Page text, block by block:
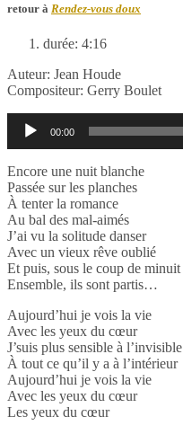
retour à Rendez-vous doux
durée: 4:16
Auteur: Jean Houde
Compositeur: Gerry Boulet
Lecteur
audio
00:00
Encore une nuit blanche
Passée sur les planches
À tenter la romance
Au bal des mal-aimés
J’ai vu la solitude danser
Avec un vieux rêve oublié
Et puis, sous le coup de minuit
Ensemble, ils sont partis…
Aujourd’hui je vois la vie
Avec les yeux du cœur
J’suis plus sensible à l’invisible
À tout ce qu’il y a à l’intérieur
Aujourd’hui je vois la vie
Avec les yeux du cœur
Les yeux du cœur